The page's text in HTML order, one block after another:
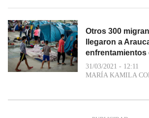
Otros 300
llegaron a
enfrentamientos
31/03/2021 - 12:11
MARÍA KAMILA